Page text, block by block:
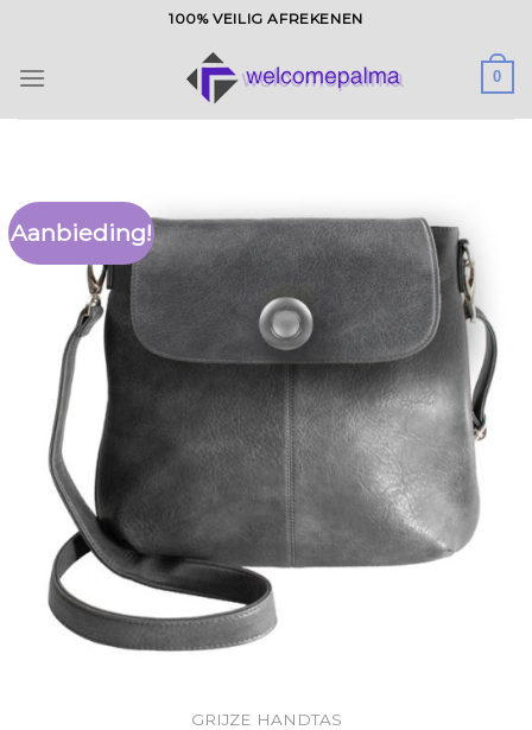
inhoud
100% VEILIG AFREKENEN
0
Aanbieding!
GRIJZE HANDTAS